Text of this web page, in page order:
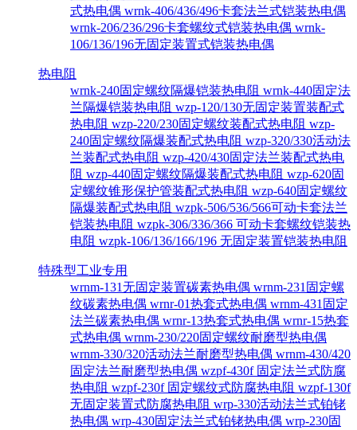
式热电偶 wrnk-406/436/496卡套法兰式铠装热电偶
wrnk-206/236/296卡套螺纹式铠装热电偶 wrnk-
106/136/196无固定装置式铠装热电偶
热电阻
wrnk-240固定螺纹隔爆铠装热电阻 wrnk-440固定法
兰隔爆铠装热电阻 wzp-120/130无固定装置装配式
热电阻 wzp-220/230固定螺纹装配式热电阻 wzp-
240固定螺纹隔爆装配式热电阻 wzp-320/330活动法
兰装配式热电阻 wzp-420/430固定法兰装配式热电
阻 wzp-440固定螺纹隔爆装配式热电阻 wzp-620固
定螺纹锥形保护管装配式热电阻 wzp-640固定螺纹
隔爆装配式热电阻 wzpk-506/536/566可动卡套法兰
铠装热电阻 wzpk-306/336/366 可动卡套螺纹铠装热
电阻 wzpk-106/136/166/196 无固定装置铠装热电阻
特殊型工业专用
wrnm-131无固定装置碳素热电偶 wrnm-231固定螺
纹碳素热电偶 wrnr-01热套式热电偶 wrnm-431固定
法兰碳素热电偶 wrnr-13热套式热电偶 wrnr-15热套
式热电偶 wrnm-230/220固定螺纹耐磨型热电偶
wrnm-330/320活动法兰耐磨型热电偶 wrnm-430/420
固定法兰耐磨型热电偶 wzpf-430f 固定法兰式防腐
热电阻 wzpf-230f 固定螺纹式防腐热电阻 wzpf-130f
无固定装置式防腐热电阻 wrp-330活动法兰式铂铑
热电偶 wrp-430固定法兰式铂铑热电偶 wrp-230固